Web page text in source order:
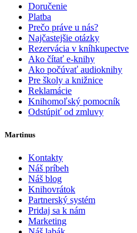
Doručenie
Platba
Prečo práve u nás?
Najčastejšie otázky
Rezervácia v kníhkupectve
Ako čítať e-knihy
Ako počúvať audioknihy
Pre školy a knižnice
Reklamácie
Knihomoľský pomocník
Odstúpiť od zmluvy
Martinus
Kontakty
Náš príbeh
Náš blog
Knihovrátok
Partnerský systém
Pridaj sa k nám
Marketing